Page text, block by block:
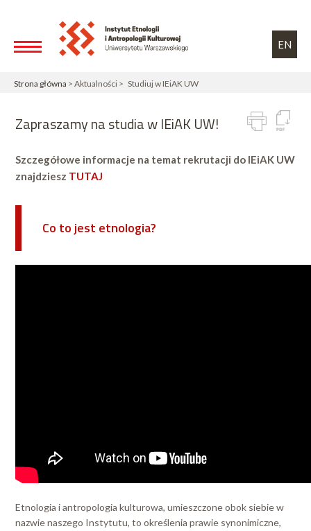
EN
Strona główna > Aktualności > Studiuj w IEiAK UW
Zapraszamy na studia w IEiAK UW!
Szczegółowe informacje na temat rekrutacji do IEiAK UW
znajdziesz TUTAJ
Co to jest etnologia?
Etnologia i antropologia kulturowa, umieszczone obok siebie w
nazwie naszego Instytutu, to określenia prawie synonimiczne,